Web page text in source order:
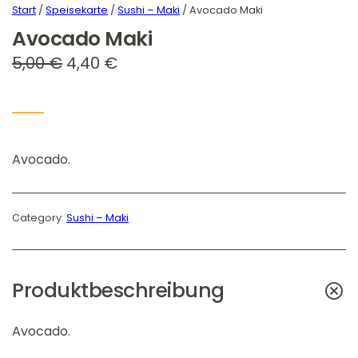
Start /Speisekarte /Sushi – Maki / Avocado Maki
Avocado Maki
5,00€ U
r
ü
n
i
4,40 €A
l
l
P
Avocado.
Category:Sushi – Maki
Produktbeschreibung
Avocado.